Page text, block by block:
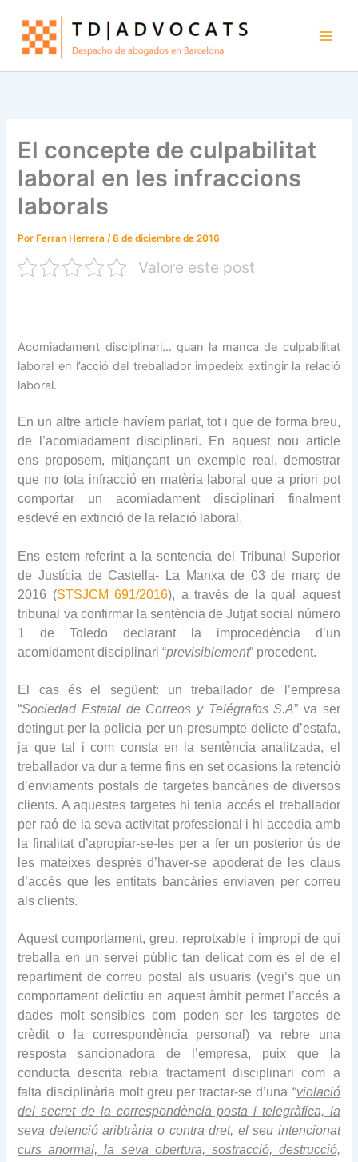
contenido
El concepte de culpabilitat
laboral en les infraccions
laborals
Por Ferran Herrera/8 de diciembre de 2016
Valore este post
Acomiadament disciplinari… quan la manca de culpabilitat
laboral en l’acció del treballador impedeix extingir la relació
laboral.
En un altre article havíem parlat, tot i que de forma breu,
de l’acomiadament disciplinari. En aquest nou article
ens proposem, mitjançant un exemple real, demostrar
que no tota infracció en matèria laboral que a priori pot
comportar un acomiadament disciplinari finalment
esdevé en extinció de la relació laboral.
Ens estem referint a la sentencia del Tribunal Superior
de Justícia de Castella- La Manxa de 03 de març de
2016 (STSJCM 691/2016), a través de la qual aquest
tribunal va confirmar la sentència de Jutjat social número
1 de Toledo declarant la improcedència d’un
acomidament disciplinari “previsiblement” procedent.
El cas és el següent: un treballador de l’empresa
“Sociedad Estatal de Correos y Telégrafos S.A” va ser
detingut per la policia per un presumpte delicte d’estafa,
ja que tal i com consta en la sentència analitzada, el
treballador va dur a terme fins en set ocasions la retenció
d’enviaments postals de targetes bancàries de diversos
clients. A aquestes targetes hi tenia accés el treballador
per raó de la seva activitat professional i hi accedia amb
la finalitat d’apropiar-se-les per a fer un posterior ús de
les mateixes després d’haver-se apoderat de les claus
d’accés que les entitats bancàries enviaven per correu
als clients.
Aquest comportament, greu, reprotxable i impropi de qui
treballa en un servei públic tan delicat com és el de el
repartiment de correu postal als usuaris (vegi’s que un
comportament delictiu en aquest àmbit permet l’accés a
dades molt sensibles com poden ser les targetes de
crèdit o la correspondència personal) va rebre una
resposta sancionadora de l’empresa, puix que la
conducta descrita rebia tractament disciplinari com a
falta disciplinària molt greu per tractar-se d’una “violació
del secret de la correspondència posta i telegràfica, la
seva detenció aribtrària o contra dret, el seu intencionat
curs anormal, la seva obertura, sostracció, destrucció,